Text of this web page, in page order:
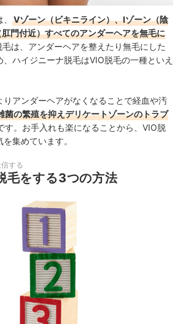
安さ（VIO・顔込み）
類数
Vゾーン（ビキニライン）、Iゾーン（陰
門付近）すべてのアンダーヘアを無毛に
毛は、アンダーヘアを整えたり無毛にした
、ハイジニーナ脱毛はVIO脱毛の一種といえ
りアンダーヘアがなくなることで経血や汚
菌の繁殖を抑えデリケートゾーンのトラブ
す。お手入れも楽になることから、VIO脱
集めています。
する
毛をする3つの方法